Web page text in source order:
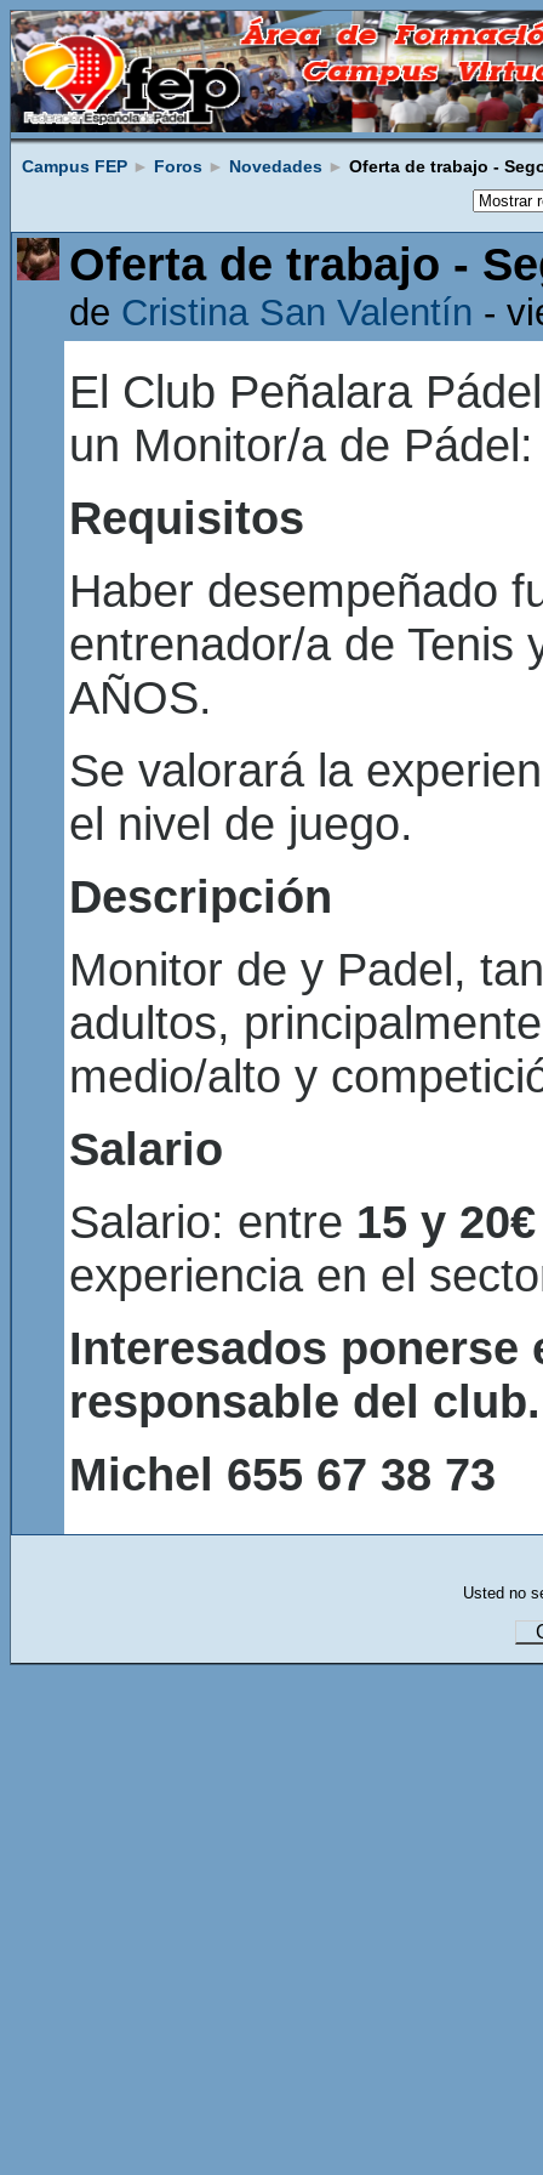
Campus FEP ► Foros ► Novedades ► Oferta de trabajo -
Oferta de trabajo -
de Cristina San Valentín -
El Club Peñalara
un Monitor/a de Pádel:
Requisitos
Haber desempeñado
entrenador/a de Tenis
AÑOS.
Se valorará la
el nivel de juego.
Descripción
Monitor de y Padel,
adultos,
medio/alto y
Salario
Salario: entre 15 y
experiencia en el
Interesados ponerse
responsable del club.
Michel 655 67 38 73
Usted no